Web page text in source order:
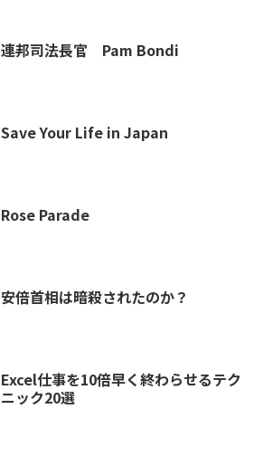
連邦司法長官 Pam Bondi
Save Your Life in Japan
Rose Parade
安倍首相は暗殺されたのか？
Excel仕事を10倍早く終わらせるテク
ニック20選